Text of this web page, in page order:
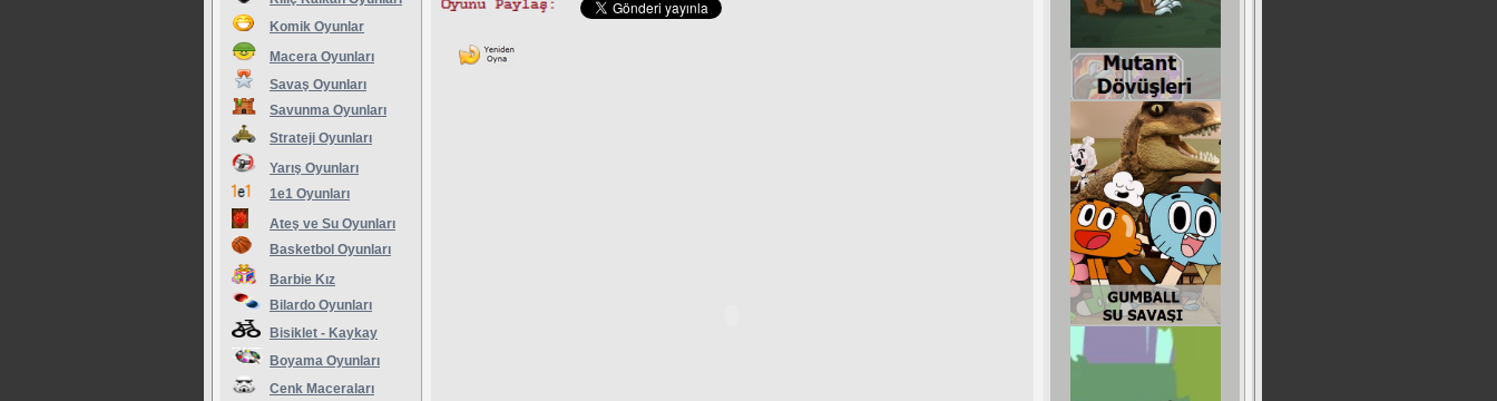
Komik Oyunlar
Macera Oyunları
Savaş Oyunları
Savunma Oyunları
Strateji Oyunları
Yarış Oyunları
1e1 Oyunları
Ateş ve Su Oyunları
Basketbol Oyunları
Barbie Kız
Bilardo Oyunları
Bisiklet - Kaykay
Boyama Oyunları
Cenk Maceraları